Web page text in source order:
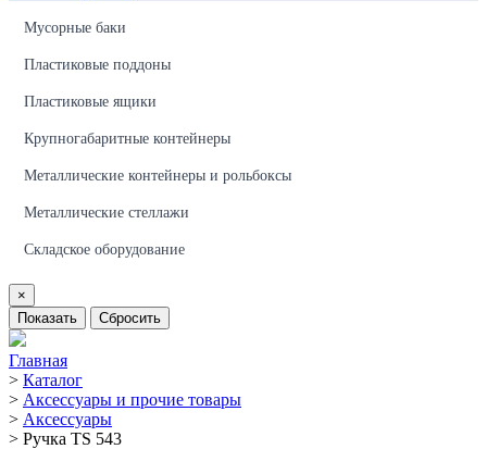
Мусорные баки
Пластиковые поддоны
Пластиковые ящики
Крупногабаритные контейнеры
Металлические контейнеры и рольбоксы
Металлические стеллажи
Складское оборудование
×
Показать
Сбросить
Главная
> Каталог
> Аксессуары и прочие товары
> Аксессуары
> Ручка TS 543